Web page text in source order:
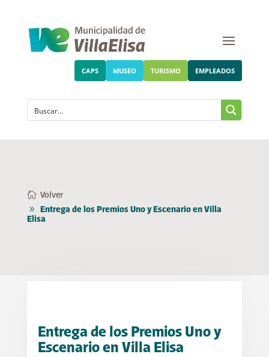
CAPS MUSEO TURISMO EMPLEADOS
Volver
Entrega de los Premios Uno y Escenario en Villa
Elisa
Entrega de los Premios Uno y
Escenario en Villa Elisa